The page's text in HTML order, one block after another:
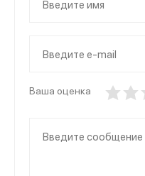
Ваша оценка